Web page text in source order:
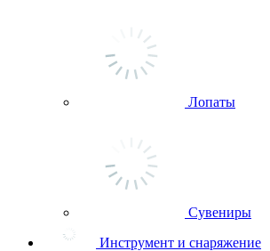
Лопаты
Сувениры
Инструмент и снаряжение